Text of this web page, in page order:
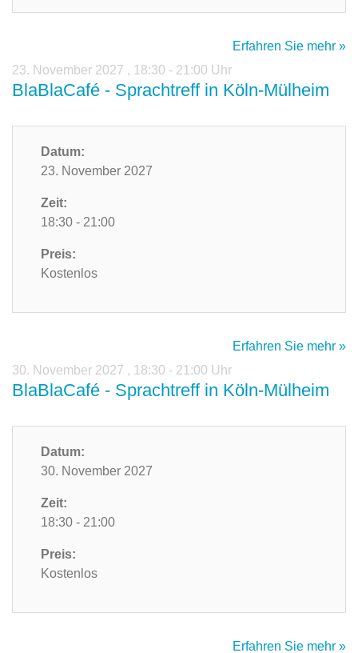
Erfahren Sie mehr »
23. November 2027 , 18:30 - 21:00 Uhr
BlaBlaCafé - Sprachtreff in Köln-Mülheim
Datum:
23. November 2027
Zeit:
18:30 - 21:00
Preis:
Kostenlos
Erfahren Sie mehr »
30. November 2027 , 18:30 - 21:00 Uhr
BlaBlaCafé - Sprachtreff in Köln-Mülheim
Datum:
30. November 2027
Zeit:
18:30 - 21:00
Preis:
Kostenlos
Erfahren Sie mehr »